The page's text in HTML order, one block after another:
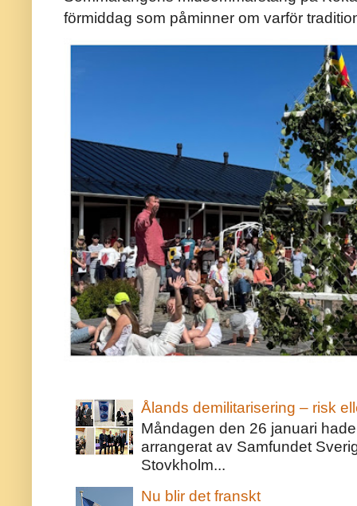
förmiddag som påminner om varför
Ålands demilitarisering – risk
Måndagen den 26 januari
arrangerat av Samfundet
Stovkholm...
Nu blir det franskt